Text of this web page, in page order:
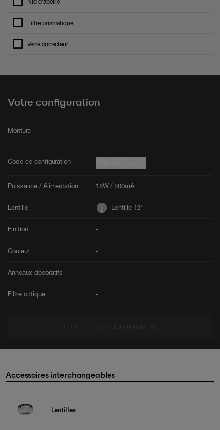
Nid d'abeille
Filtre prismatique
Verre correcteur
Votre configuration
Monture -
Code de configuration
Puissance / Alimentation 18W / 500mA
Lentille Lentille 12°
Finition -
Couleur -
Anneaux décoratifs -
Filtre optique -
Accessoires interchangeables
Lentilles